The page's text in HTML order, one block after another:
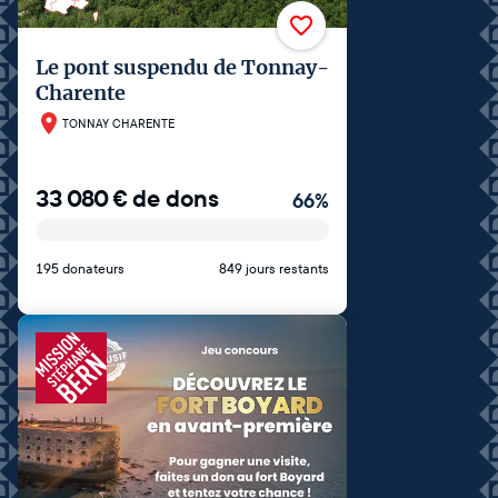
Le pont suspendu de Tonnay-
Charente
TONNAY CHARENTE
33 080€de dons 66%
195 donateurs 849 jours restants